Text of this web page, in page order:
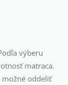
výberu
matraca.
možné oddeliť